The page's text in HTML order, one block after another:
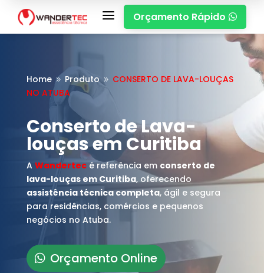
a Orçamento Rápido 
Home 9 Produto 9 CONSERTO DE LAVA-LOUÇAS
NO ATUBA
Conserto de Lava-
louças em Curitiba
A Wandertecé referência em conserto de
lava-louças em Curitiba, oferecendo
assistência técnica completa, ágil e segura
para residências, comércios e pequenos
negócios no Atuba.
Orçamento Online